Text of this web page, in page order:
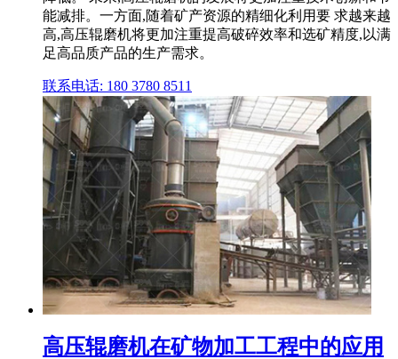
能减排。一方面,随着矿产资源的精细化利用要 求越来越
高,高压辊磨机将更加注重提高破碎效率和选矿精度,以满
足高品质产品的生产需求。
联系电话: 180 3780 8511
高压辊磨机在矿物加工工程中的应用